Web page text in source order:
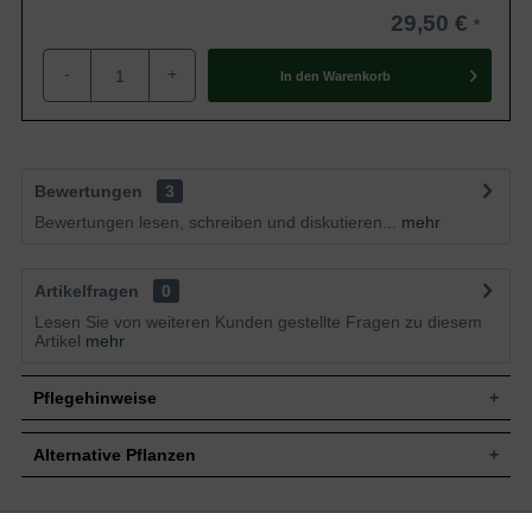
29,50 €
- + In den Warenkorb
Bewertungen
3
Bewertungen lesen, schreiben und diskutieren...
mehr
Artikelfragen
0
Lesen Sie von weiteren Kunden gestellte Fragen zu diesem
Artikel mehr
Pflegehinweise
Pflanz- und Pflegetipps Ribes rubrum 'Werdavia' /
Alternative Pflanzen